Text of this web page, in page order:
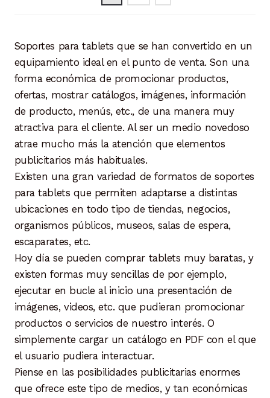
página
de
producto
Soportes para tablets que se han convertido en un
equipamiento ideal en el punto de venta. Son una
forma económica de promocionar productos,
ofertas, mostrar catálogos, imágenes, información
de producto, menús, etc., de una manera muy
atractiva para el cliente. Al ser un medio novedoso
atrae mucho más la atención que elementos
publicitarios más habituales.
Existen una gran variedad de formatos de soportes
para tablets que permiten adaptarse a distintas
ubicaciones en todo tipo de tiendas, negocios,
organismos públicos, museos, salas de espera,
escaparates, etc.
Hoy día se pueden comprar tablets muy baratas, y
existen formas muy sencillas de por ejemplo,
ejecutar en bucle al inicio una presentación de
imágenes, videos, etc. que pudieran promocionar
productos o servicios de nuestro interés. O
simplemente cargar un catálogo en PDF con el que
el usuario pudiera interactuar.
Piense en las posibilidades publicitarias enormes
que ofrece este tipo de medios, y tan económicas